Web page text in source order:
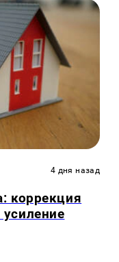
4 дня назад
коррекция